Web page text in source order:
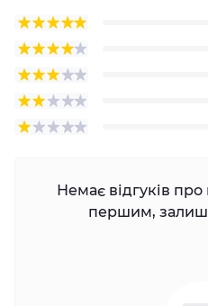
Немає відгуків про
першим,